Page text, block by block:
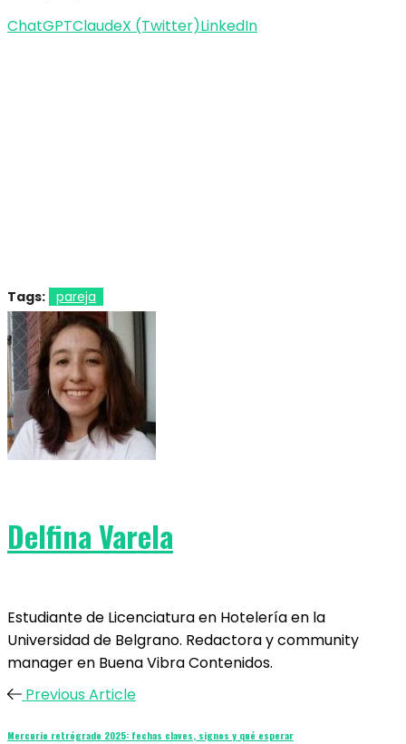
ChatGPTClaudeX (Twitter)LinkedIn
Tags: pareja
Delfina Varela
Estudiante de Licenciatura en Hotelería en la
Universidad de Belgrano. Redactora y community
manager en Buena Vibra Contenidos.
Previous Article
Mercurio retrógrado 2025: fechas claves, signos y qué esperar